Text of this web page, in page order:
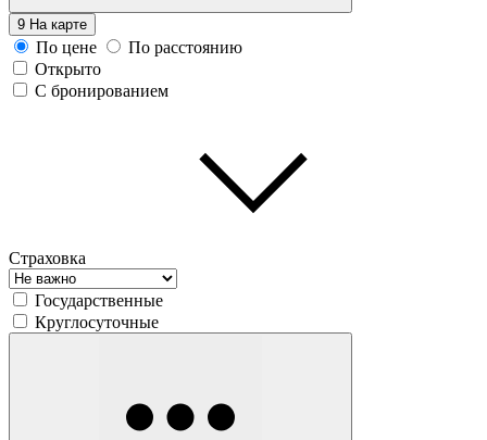
9 На карте
По цене
По расстоянию
Открыто
С бронированием
Страховка
Государственные
Круглосуточные